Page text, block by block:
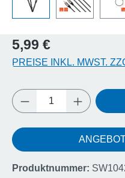
Regulärer Preis:
5,99 €
PREISE INKL. MWST.
Produkt Anzahl:
Produktnummer: